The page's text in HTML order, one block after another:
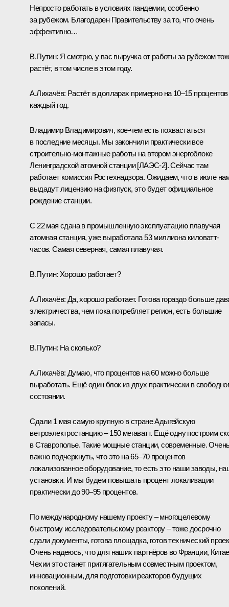
Непросто работать в условиях пандемии, особенно
за рубежом. Благодарен Правительству за то, что очень
эффективно…
В.Путин: Я смотрю, у вас выручка от работы за рубежом
растёт, в том числе в этом году.
А.Лихачёв: Растёт в долларах примерно на 10–15 процентов
каждый год.
Владимир Владимирович, кое-чем есть похвастаться
в последние месяцы. Мы закончили практически все
строительно-монтажные работы на втором энергоблоке
Ленинградской атомной станции [ЛАЭС-2]. Сейчас там
работает комиссия Ростехнадзора. Ожидаем, что в июле
выдадут лицензию на физпуск, это будет официальное
рождение станции.
С 22 мая сдана в промышленную эксплуатацию плавучая
атомная станция, уже выработала 53 миллиона киловатт-
часов. Самая северная, самая плавучая.
В.Путин: Хорошо работает?
А.Лихачёв: Да, хорошо работает. Готова гораздо больше
электричества, чем пока потребляет регион, есть большие
запасы.
В.Путин: На сколько?
А.Лихачёв: Думаю, что процентов на 60 можно больше
выработать. Ещё один блок из двух практически в
состоянии.
Сдали 1 мая самую крупную в стране Адыгейскую
ветроэлектростанцию – 150 мегаватт. Ещё одну построим
в Ставрополье. Такие мощные станции, современные.
важно подчеркнуть, что это на 65–70 процентов
локализованное оборудование, то есть это наши заводы,
установки. И мы будем повышать процент локализации
практически до 90–95 процентов.
По международному нашему проекту – многоцелевому
быстрому исследовательскому реактору – тоже досрочно
сдали документы, готова площадка, готов технический
Очень надеюсь, что для наших партнёров во Франции,
Чехии это станет притягательным совместным проектом,
инновационным, для подготовки реакторов будущих
поколений.